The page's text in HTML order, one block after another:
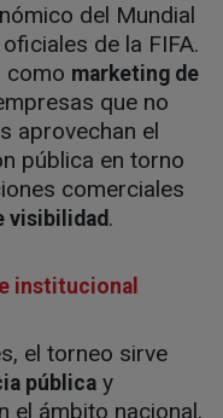
del Mundial
de la FIFA.
como marketing de
que no
aprovechan el
pública en torno
comerciales
visibilidad.
institucional
el torneo sirve
pública y
el ámbito nacional,